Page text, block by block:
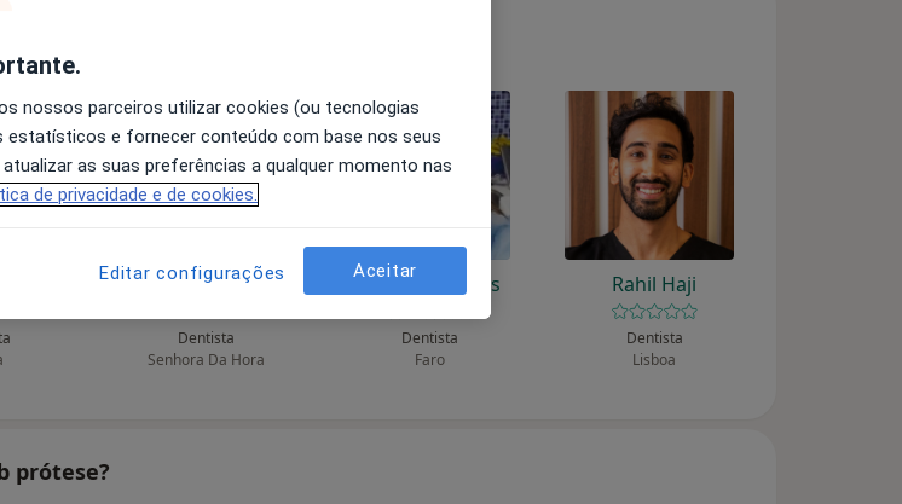
Laureano Vieira Dias
Dentista
Senhora Da Hora
Natália Faleiros
Dentista
Faro
Rahil Haji
Dentista
Lisboa
prótese?
nossos parceiros utilizar cookies (ou tecnologias
estatísticos e fornecer conteúdo com base nos seus
as suas preferências a qualquer momento nas
de privacidade e de cookies.
Editar configurações Aceitar